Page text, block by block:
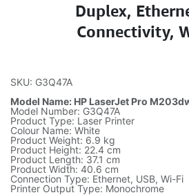
Duplex,
Connectivity,
SKU: G3Q47A
Model Name: HP LaserJet Pro
Model Number: G3Q47A
Product Type: Laser Printer
Colour Name: White
Product Weight: 6.9 kg
Product Height: 22.4 cm
Product Length: 37.1 cm
Product Width: 40.6 cm
Connection Type: Ethernet, USB, Wi-Fi
Printer Output Type: Monochrome